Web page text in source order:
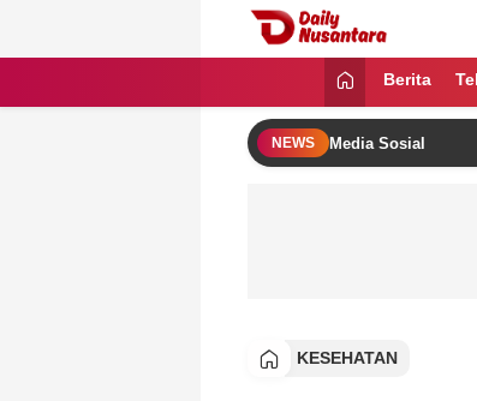
Daily Nusantara
Menyajikan Fakta,Berita
NEWS
Warganet di Tengah Badai ‘Viral’ Media Sosial
KESEHATAN